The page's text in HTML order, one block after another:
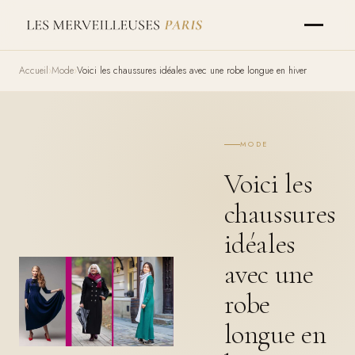
Accueil Mode Voici les chaussures idéales avec une robe longue en hiver
MODE
Voici les
chaussures
idéales
avec une
robe
longue en